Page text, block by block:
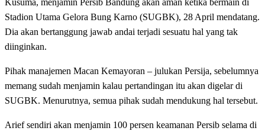
Kusuma, menjamin Persib Bandung akan aman ketika bermain di
Stadion Utama Gelora Bung Karno (SUGBK), 28 April mendatang.
Dia akan bertanggung jawab andai terjadi sesuatu hal yang tak
diinginkan.
Pihak manajemen Macan Kemayoran – julukan Persija, sebelumnya
memang sudah menjamin kalau pertandingan itu akan digelar di
SUGBK. Menurutnya, semua pihak sudah mendukung hal tersebut.
Arief sendiri akan menjamin 100 persen keamanan Persib selama di